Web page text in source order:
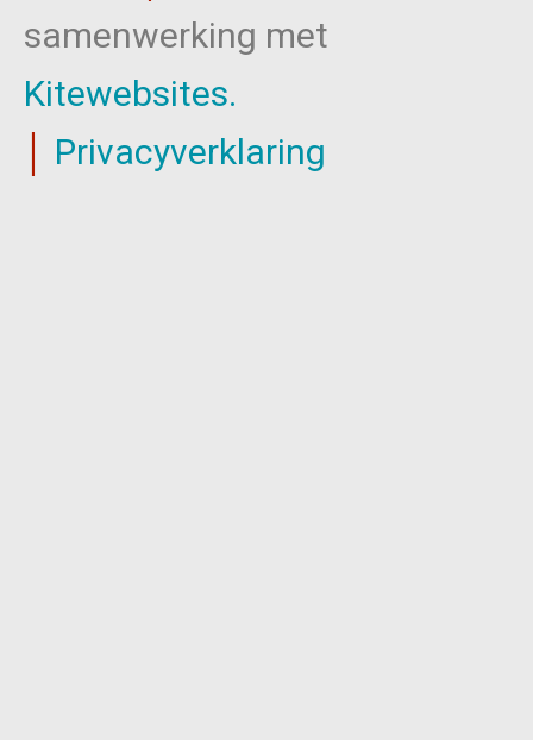
samenwerking met
Kitewebsites.
Privacyverklaring